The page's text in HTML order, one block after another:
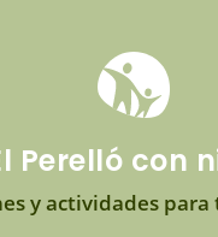
Perelló con
y actividades